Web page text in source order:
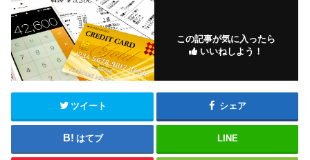
この記事が気に入ったら
いいねしよう！
ツイート シェア
はてブ LINE